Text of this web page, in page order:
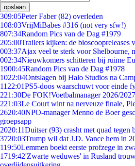
opslaan
309:05Peter Faber (82) overleden
108:03VrijMiBabes #316 (not very sfw!)
807:34Random Pics van de Dag #1979
205:00Trailers kijken: de bioscoopreleases
003:37Ajax veel te sterk voor Shelbourne,
002:34Nieuwkomers schitteren bij ruime
1900:45Random Pics van de Dag #1978
1022:04Ontslagen bij Halo Studios na
11 22:01PS5-doos waarschuwt voor einde
221:30De FOK!Voetbalmanager 2026/
221:03Le Court wint na nerveuze finale,
2620:40NPO-manager Menno de Boer
groepsapp
2020:11Duitser (93) crasht met quad tegen
3720:03Trump wil dat J.D. Vance hem in
119:50Lemmen boekt eerste profzege in
1719:42'Zwarte weduwes' in Rusland